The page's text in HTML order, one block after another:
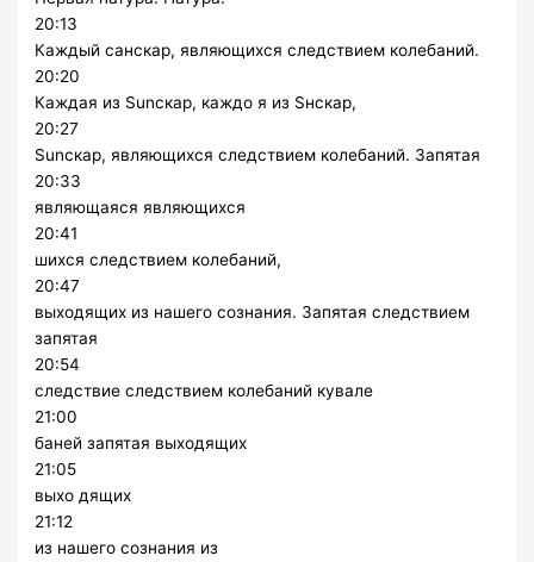
20:13
Каждый санскар, являющихся следствием колебаний.
20:20
Каждая из Sunскар, каждо я из Sнскар,
20:27
Sunскар, являющихся следствием колебаний. Запятая
20:33
являющаяся являющихся
20:41
шихся следствием колебаний,
20:47
выходящих из нашего сознания. Запятая следствием
запятая
20:54
следствие следствием колебаний кувале
21:00
баней запятая выходящих
21:05
выхо дящих
21:12
из нашего сознания из